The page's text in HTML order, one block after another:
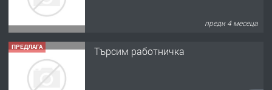
преди 10 месеца
ПРЕДЛАГА
Продава употребявани чисти и